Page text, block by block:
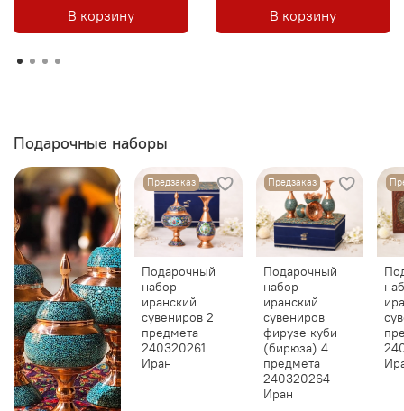
В корзину В корзину
Подарочные наборы
Предзаказ
Подарочный
набор
иранский
сувениров 2
предмета
240320261
Иран
Предзаказ
Подарочный
набор
иранский
сувениров
фирузе куби
(бирюза) 4
предмета
240320264
Иран